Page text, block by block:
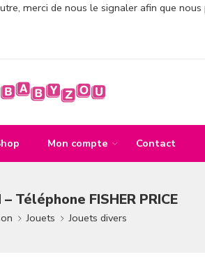
merci de nous le signaler afin que
Mon compte Contact
Téléphone FISHER PRICE
Jouets Jouets divers